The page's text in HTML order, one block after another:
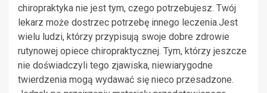
chiropraktyka nie jest tym, czego potrzebujesz. Twój
lekarz może dostrzec potrzebę innego leczenia.Jest
wielu ludzi, którzy przypisują swoje dobre zdrowie
rutynowej opiece chiropraktycznej. Tym, którzy jeszcze
nie doświadczyli tego zjawiska, niewiarygodne
twierdzenia mogą wydawać się nieco przesadzone.